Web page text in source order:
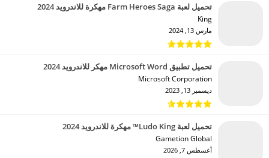
تحميل لعبة Farm Heroes Saga مهكرة للاندرويد 2024
King‏
مارس 13, 2024
تحميل تطبيق Microsoft Word مهكر للاندرويد 2024
Microsoft Corporation‏
ديسمبر 13, 2023
تحميل لعبة Ludo King™ مهكرة للاندرويد 2024
Gametion Global‏
أغسطس 7, 2026